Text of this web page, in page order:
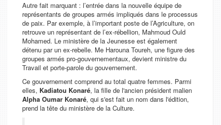
Autre fait marquant : l’entrée dans la nouvelle équipe de
représentants de groupes armés impliqués dans le processus
de paix. Par exemple, à l’important poste de l’Agriculture, on
retrouve un représentant de l’ex-rébellion, Mahmoud Ould
Mohamed. Le ministère de la Jeunesse est également
détenu par un ex-rebelle. Me Harouna Toureh, une figure des
groupes armés pro-gouvernementaux, devient ministre du
Travail et porte-parole du gouvernement.
Ce gouvernement comprend au total quatre femmes. Parmi
elles, Kadiatou Konaré, la fille de l'ancien président malien
Alpha Oumar Konaré, qui s'est fait un nom dans l'édition,
prend la tête du ministère de la Culture.